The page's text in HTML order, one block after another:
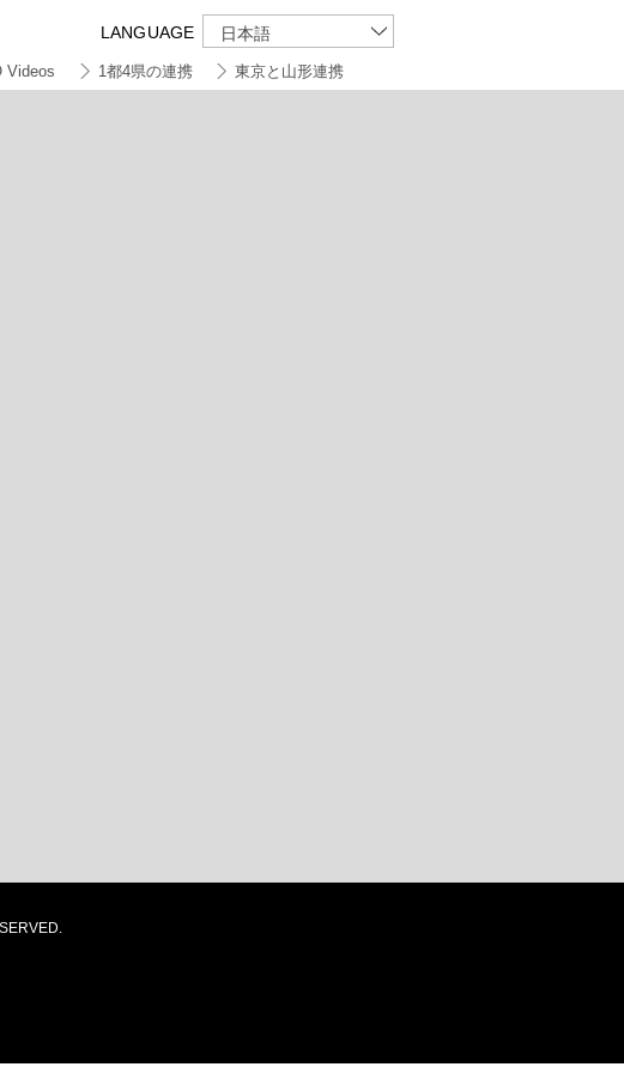
LANGUAGE 日本語
Videos 1都4県の連携 東京と山形連携